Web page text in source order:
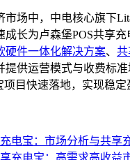
市场中，中电核心旗下
成长为卢森堡POS共享
硬件一体化解决方案、 共
提供运营模式与收费标
项目快速落地，实现稳定
电宝：市场分析与共享